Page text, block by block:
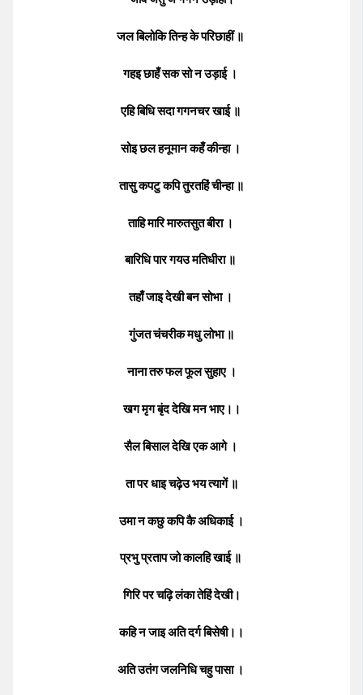
जल बिलोकि तिन्ह के परिछाहीं ॥
गहइ छाहँ सक सो न उड़ाई ।
एहि बिधि सदा गगनचर खाई ॥
सोइ छल हनूमान कहँ कीन्हा ।
तासु कपटु कपि तुरतहिं चीन्हा ॥
ताहि मारि मारुतसुत बीरा ।
बारिधि पार गयउ मतिधीरा ॥
तहाँ जाइ देखी बन सोभा ।
गुंजत चंचरीक मधु लोभा ॥
नाना तरु फल फूल सुहाए ।
खग मृग बृंद देखि मन भाए।।
सैल बिसाल देखि एक आगे ।
ता पर धाइ चढ़ेउ भय त्यागें ॥
उमा न कछु कपि कै अधिकाई ।
प्रभु प्रताप जो कालहि खाई ॥
गिरि पर चढ़ि लंका तेहिं देखी।
कहि न जाइ अति दर्ग बिसेषी।।
अति उतंग जलनिधि चहु पासा ।